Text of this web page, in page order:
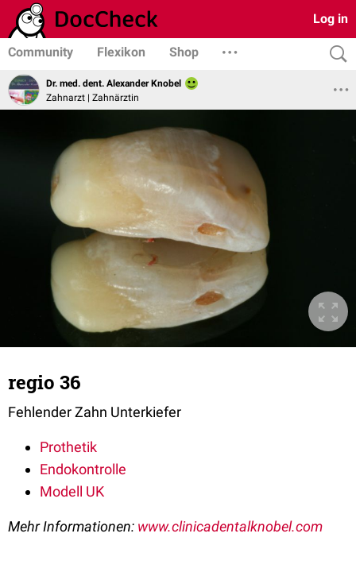
Log in
Community Flexikon Shop
Dr. med. dent. Alexander Knobel
Zahnarzt | Zahnärztin
regio 36
Fehlender Zahn Unterkiefer
Prothetik
Endokontrolle
Modell UK
Mehr Informationen: www.clinicadentalknobel.com